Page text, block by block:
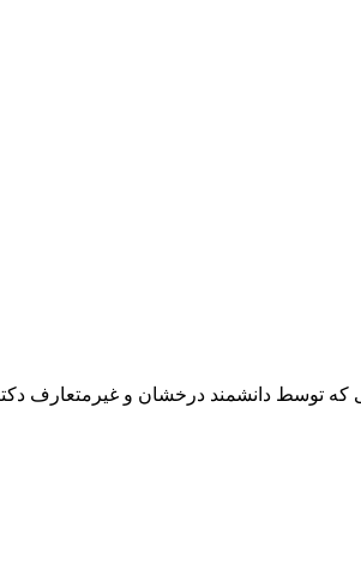
که توسط دانشمند درخشان و غیرمتعارف